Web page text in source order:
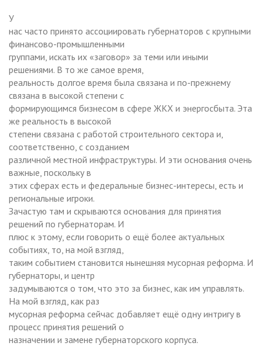
У
нас часто принято ассоциировать губернаторов с крупными
финансово-промышленными
группами, искать их «заговор» за теми или иными
решениями. В то же самое время,
реальность долгое время была связана и по-прежнему
связана в высокой степени с
формирующимся бизнесом в сфере ЖКХ и энергосбыта. Эта
же реальность в высокой
степени связана с работой строительного сектора и,
соответственно, с созданием
различной местной инфраструктуры. И эти основания очень
важные, поскольку в
этих сферах есть и федеральные бизнес-интересы, есть и
региональные игроки.
Зачастую там и скрываются основания для принятия
решений по губернаторам. И
плюс к этому, если говорить о ещё более актуальных
событиях, то, на мой взгляд,
таким событием становится нынешняя мусорная реформа. И
губернаторы, и центр
задумываются о том, что это за бизнес, как им управлять.
На мой взгляд, как раз
мусорная реформа сейчас добавляет ещё одну интригу в
процесс принятия решений о
назначении и замене губернаторского корпуса.